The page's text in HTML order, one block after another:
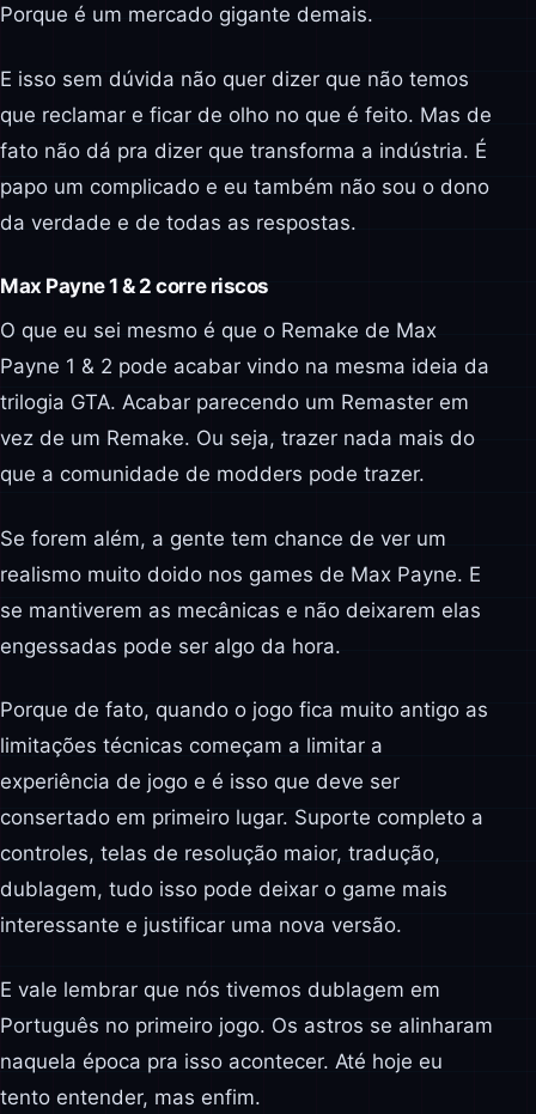
Porque é um mercado gigante demais.
E isso sem dúvida não quer dizer que não temos
que reclamar e ficar de olho no que é feito. Mas de
fato não dá pra dizer que transforma a indústria. É
papo um complicado e eu também não sou o dono
da verdade e de todas as respostas.
Max Payne 1 & 2 corre riscos
O que eu sei mesmo é que o Remake de Max
Payne 1 & 2 pode acabar vindo na mesma ideia da
trilogia GTA. Acabar parecendo um Remaster em
vez de um Remake. Ou seja, trazer nada mais do
que a comunidade de modders pode trazer.
Se forem além, a gente tem chance de ver um
realismo muito doido nos games de Max Payne. E
se mantiverem as mecânicas e não deixarem elas
engessadas pode ser algo da hora.
Porque de fato, quando o jogo fica muito antigo as
limitações técnicas começam a limitar a
experiência de jogo e é isso que deve ser
consertado em primeiro lugar. Suporte completo a
controles, telas de resolução maior, tradução,
dublagem, tudo isso pode deixar o game mais
interessante e justificar uma nova versão.
E vale lembrar que nós tivemos dublagem em
Português no primeiro jogo. Os astros se alinharam
naquela época pra isso acontecer. Até hoje eu
tento entender, mas enfim.